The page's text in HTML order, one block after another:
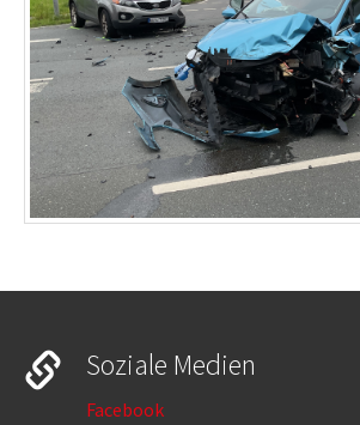
Soziale Medien
Facebook